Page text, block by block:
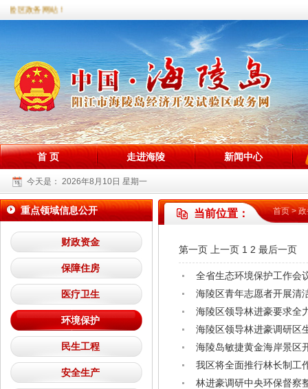
验区政务网站！
首 页 走进海陵 新闻中心
今天是： 2026年8月10日 星期一
重点领域信息公开
财政资金
保障住房
医疗卫生
环境保护
民生工程
安全生产
当前位置： 首页>
第一页 上一页 1 2 最后一页
全省生态环境保护工作会
海陵区青年志愿者开展清
海陵区领导林进豪要求全
海陵区领导林进豪调研区
海陵岛敏捷黄金海岸景区
我区将全面推行林长制工
林进豪调研中央环保督察